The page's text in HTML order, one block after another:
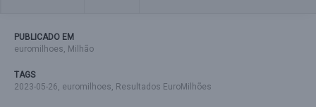
PUBLICADO EM
euromilhoes, Milhão
TAGS
2023-05-26, euromilhoes, Resultados EuroMilhões